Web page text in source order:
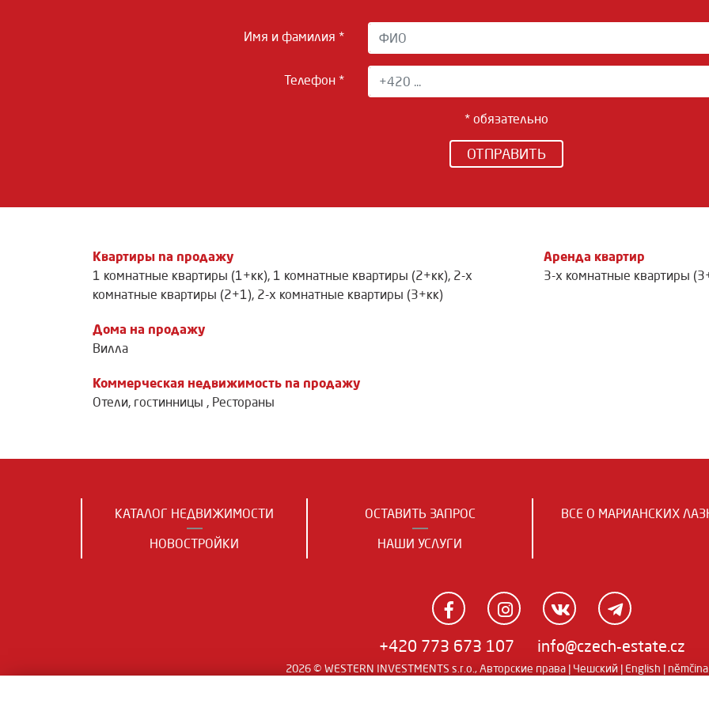
Имя и фамилия *
Телефон *
* обязательно
ОТПРАВИТЬ
Квартиры na продажу
1 комнатные квартиры (1+кк), 1 комнатные квартиры (2+кк), 2-х
комнатные квартиры (2+1), 2-х комнатные квартиры (3+кк)
Аренда квартир
3-х комнатные квартиры
Дома на продажу
Вилла
Коммерческая недвижимость na продажу
Отели, гостинницы , Рестораны
КАТАЛОГ НЕДВИЖИМОСТИ
НОВОСТРОЙКИ
ОСТАВИТЬ ЗАПРОС
НАШИ УСЛУГИ
ВСЕ О МАРИАНСКИХ
+420 773 673 107 info@czech-estate.cz
2026 © WESTERN INVESTMENTS s.r.o., Авторские права | Чешский | English | němčina